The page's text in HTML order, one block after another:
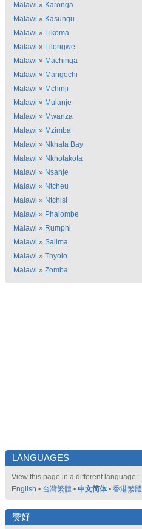
Malawi » Karonga
Malawi » Kasungu
Malawi » Likoma
Malawi » Lilongwe
Malawi » Machinga
Malawi » Mangochi
Malawi » Mchinji
Malawi » Mulanje
Malawi » Mwanza
Malawi » Mzimba
Malawi » Nkhata Bay
Malawi » Nkhotakota
Malawi » Nsanje
Malawi » Ntcheu
Malawi » Ntchisi
Malawi » Phalombe
Malawi » Rumphi
Malawi » Salima
Malawi » Thyolo
Malawi » Zomba
LANGUAGES
View this page in a different language:
English • 台灣繁體 • 中文简体 • 香港繁體
赞好